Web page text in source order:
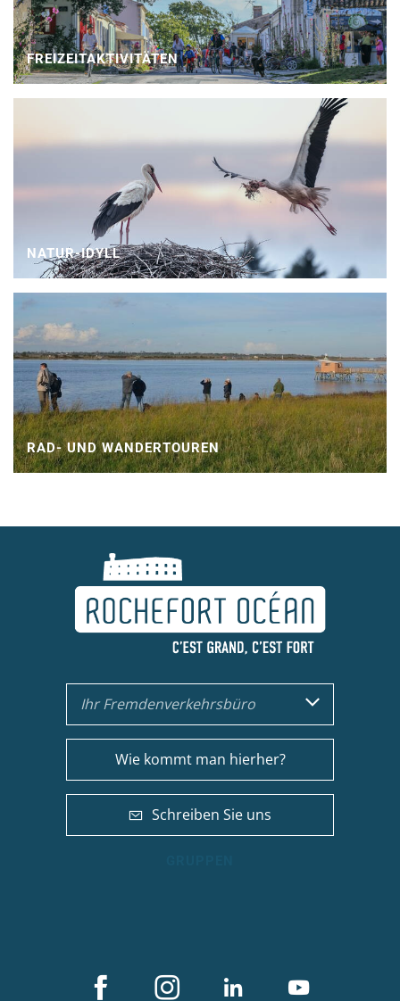
FREIZEITAKTIVITÄTEN
NATUR-IDYLL
RAD- UND WANDERTOUREN
Ihr Fremdenverkehrsbüro
Wie kommt man hierher?
Schreiben Sie uns